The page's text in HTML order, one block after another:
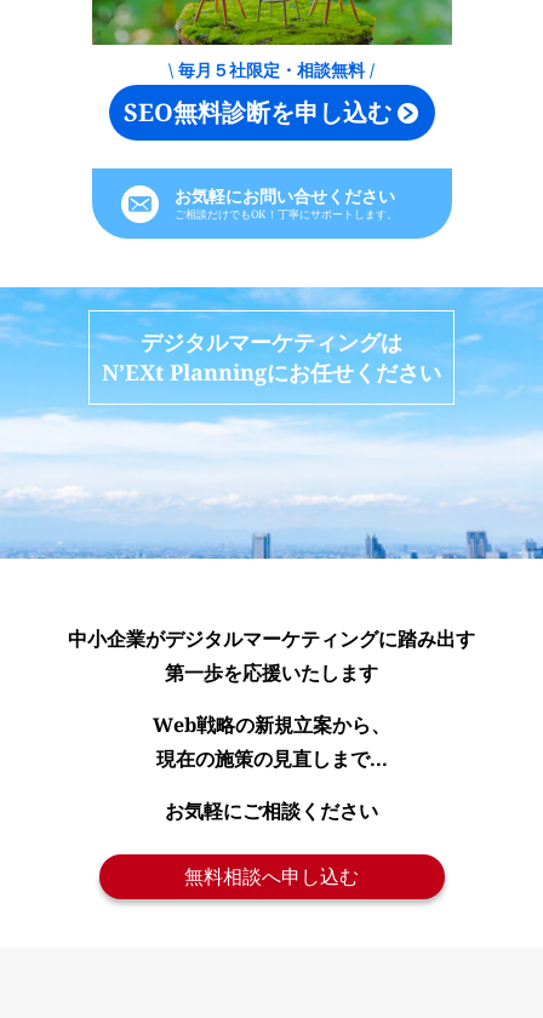
\ 毎月５社限定・相談無料 /
SEO無料診断を申し込む
お気軽にお問い合せください
ご相談だけでもOK！丁寧にサポートします。
デジタルマーケティングは
N’EXt Planningにお任せください
中小企業がデジタルマーケティングに踏み出す
第一歩を応援いたします
Web戦略の新規立案から、
現在の施策の見直しまで...
お気軽にご相談ください
無料相談へ申し込む